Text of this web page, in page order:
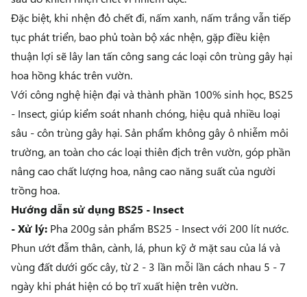
Đặc biệt, khi nhện đỏ chết đi, nấm xanh, nấm trắng vẫn tiếp
tục phát triển, bao phủ toàn bộ xác nhện, gặp điều kiện
thuận lợi sẽ lây lan tấn công sang các loại côn trùng gây hại
hoa hồng khác trên vườn.
Với công nghệ hiện đại và thành phần 100% sinh học, BS25
- Insect, giúp kiểm soát nhanh chóng, hiệu quả nhiều loại
sâu - côn trùng gây hại. Sản phẩm không gây ô nhiễm môi
trường, an toàn cho các loại thiên địch trên vườn, góp phần
nâng cao chất lượng hoa, nâng cao năng suất của người
trồng hoa.
Hướng dẫn sử dụng BS25 - Insect
- Xử lý: Pha 200g sản phẩm BS25 - Insect với 200 lít nước.
Phun ướt đẫm thân, cành, lá, phun kỹ ở mặt sau của lá và
vùng đất dưới gốc cây, từ 2 - 3 lần mỗi lần cách nhau 5 - 7
ngày khi phát hiện có bọ trĩ xuất hiện trên vườn.